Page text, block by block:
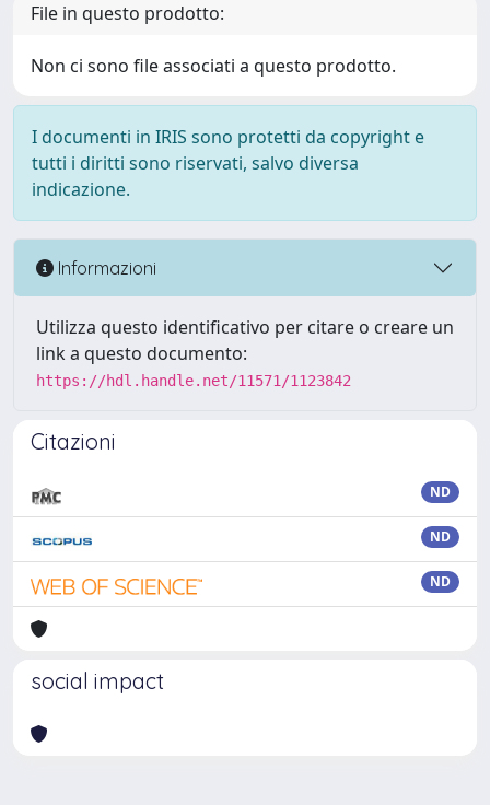
File in questo prodotto:
Non ci sono file associati a questo prodotto.
I documenti in IRIS sono protetti da copyright e
tutti i diritti sono riservati, salvo diversa
indicazione.
Informazioni
Utilizza questo identificativo per citare o creare un
link a questo documento:
https://hdl.handle.net/11571/1123842
Citazioni
ND
ND
ND
social impact